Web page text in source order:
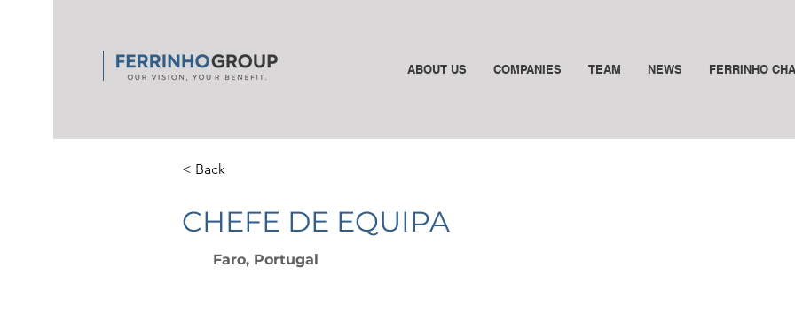
ABOUT US COMPANIES TEAM NEWS FERRINHO
< Back
CHEFE DE EQUIPA
Faro, Portugal